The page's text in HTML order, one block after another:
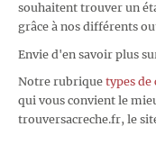
souhaitent trouver un
grâce à nos différents
Envie d'en savoir plus
Notre rubrique types de
qui vous convient le
trouversacreche.fr, le